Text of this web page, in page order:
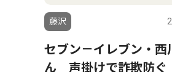
藤沢
セブン－イレブン・西
ん 声掛けで詐欺防